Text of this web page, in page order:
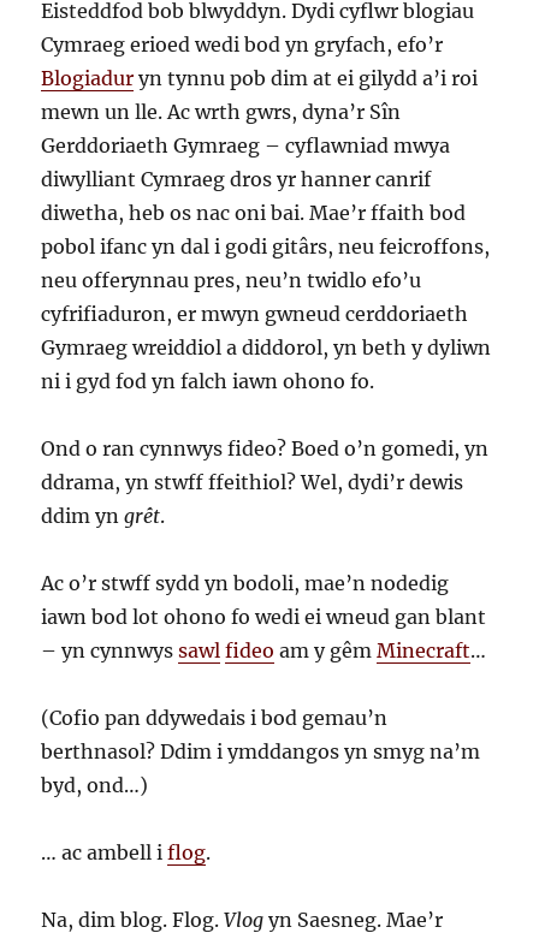
Eisteddfod bob blwyddyn. Dydi cyflwr blogiau
Cymraeg erioed wedi bod yn gryfach, efo’r
Blogiadur yn tynnu pob dim at ei gilydd a’i roi
mewn un lle. Ac wrth gwrs, dyna’r Sîn
Gerddoriaeth Gymraeg – cyflawniad mwya
diwylliant Cymraeg dros yr hanner canrif
diwetha, heb os nac oni bai. Mae’r ffaith bod
pobol ifanc yn dal i godi gitârs, neu feicroffons,
neu offerynnau pres, neu’n twidlo efo’u
cyfrifiaduron, er mwyn gwneud cerddoriaeth
Gymraeg wreiddiol a diddorol, yn beth y dyliwn
ni i gyd fod yn falch iawn ohono fo.
Ond o ran cynnwys fideo? Boed o’n gomedi, yn
ddrama, yn stwff ffeithiol? Wel, dydi’r dewis
ddim yngrêt.
Ac o’r stwff sydd yn bodoli, mae’n nodedig
iawn bod lot ohono fo wedi ei wneud gan blant
– yn cynnwyssawl fideo am y gêmMinecraft…
(Cofio pan ddywedais i bod gemau’n
berthnasol? Ddim i ymddangos yn smyg na’m
byd, ond…)
… ac ambell iflog.
Na, dim blog. Flog.Vlog yn Saesneg. Mae’r